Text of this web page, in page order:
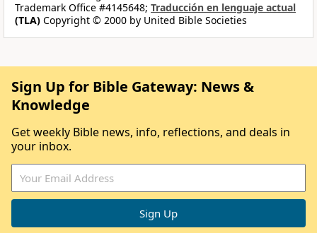
Trademark Office #4145648; Traducción en lenguaje actual
(TLA) Copyright © 2000 by United Bible Societies
Sign Up for Bible Gateway: News &
Knowledge
Get weekly Bible news, info, reflections, and deals in
your inbox.